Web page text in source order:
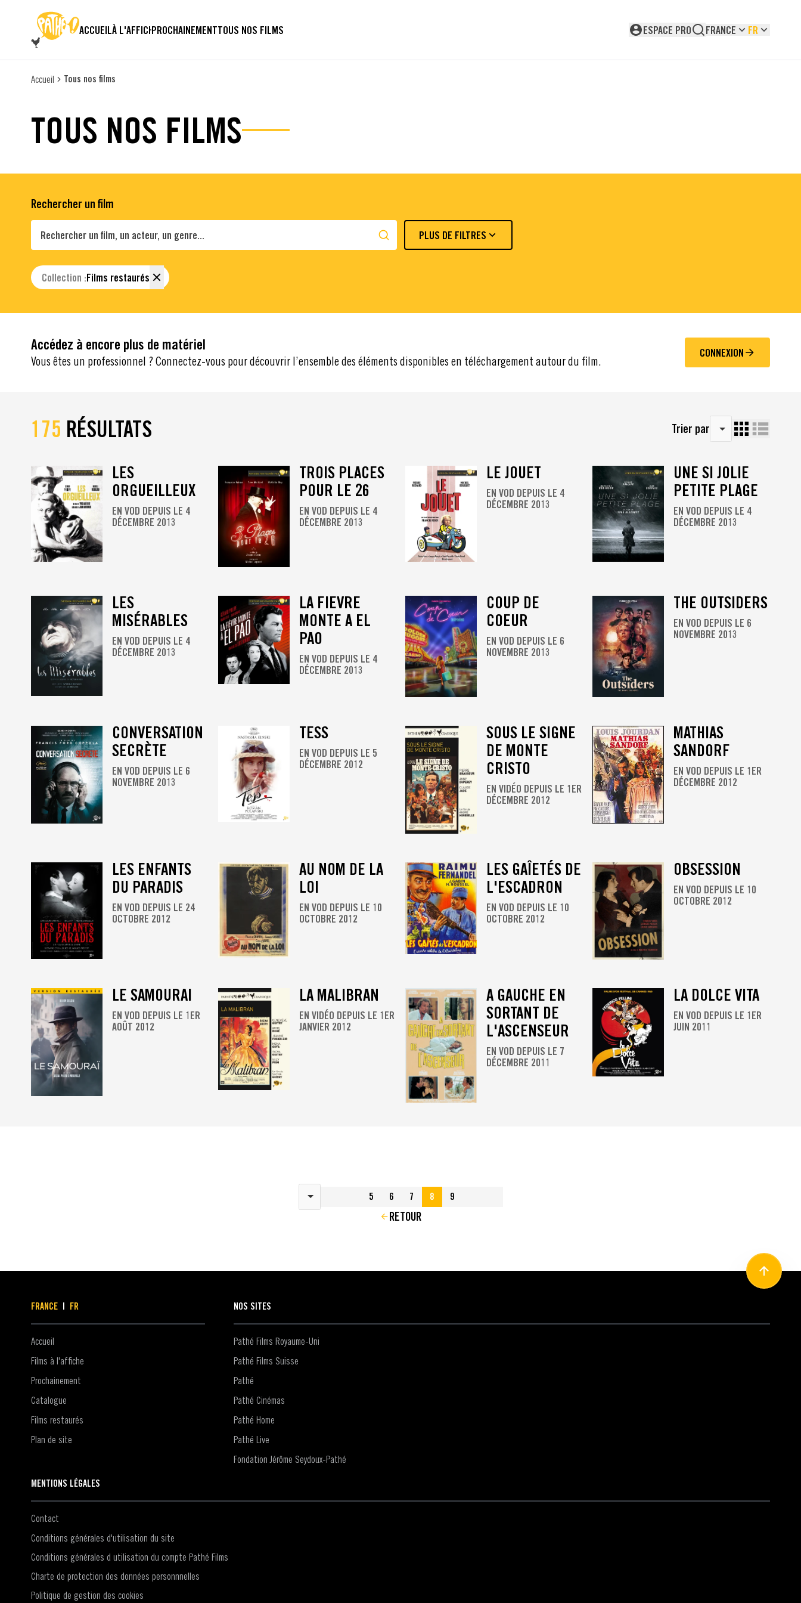
ACCUEILÀ L'AFFICHEPROCHAINEMENTTOUS NOS FILMS Non connecté
ESPACE PRO FRANCE FR
Accueil Tous nos films
TOUS NOS FILMS
Rechercher un film
PLUS DE FILTRES
Rechercher
Collection :Films restaurés
Accédez à encore plus de matériel
Vous êtes un professionnel ? Connectez-vous pour découvrir l’ensemble des éléments disponibles en téléchargement autour du film.
CONNEXION
175 RÉSULTATS Trier par
LES
ORGUEILLEUX
EN VOD DEPUIS LE 4
DÉCEMBRE 2013
TROIS PLACES
POUR LE 26
EN VOD DEPUIS LE 4
DÉCEMBRE 2013
LE JOUET
EN VOD DEPUIS LE 4
DÉCEMBRE 2013
UNE SI JOLIE
PETITE PLAGE
EN VOD DEPUIS LE 4
DÉCEMBRE 2013
LES
MISÉRABLES
EN VOD DEPUIS LE 4
DÉCEMBRE 2013
LA FIEVRE
MONTE A EL
PAO
EN VOD DEPUIS LE 4
DÉCEMBRE 2013
COUP DE
COEUR
EN VOD DEPUIS LE 6
NOVEMBRE 2013
THE OUTSIDERS
EN VOD DEPUIS LE 6
NOVEMBRE 2013
CONVERSATION
SECRÈTE
EN VOD DEPUIS LE 6
NOVEMBRE 2013
TESS
EN VOD DEPUIS LE 5
DÉCEMBRE 2012
SOUS LE SIGNE
DE MONTE
CRISTO
EN VIDÉO DEPUIS LE 1ER
DÉCEMBRE 2012
MATHIAS
SANDORF
EN VOD DEPUIS LE 1ER
DÉCEMBRE 2012
LES ENFANTS
DU PARADIS
EN VOD DEPUIS LE 24
OCTOBRE 2012
AU NOM DE LA
LOI
EN VOD DEPUIS LE 10
OCTOBRE 2012
LES GAÎETÉS DE
L'ESCADRON
EN VOD DEPUIS LE 10
OCTOBRE 2012
OBSESSION
EN VOD DEPUIS LE 10
OCTOBRE 2012
LE SAMOURAI
EN VOD DEPUIS LE 1ER
AOÛT 2012
LA MALIBRAN
EN VIDÉO DEPUIS LE 1ER
JANVIER 2012
A GAUCHE EN
SORTANT DE
L'ASCENSEUR
EN VOD DEPUIS LE 7
DÉCEMBRE 2011
LA DOLCE VITA
EN VOD DEPUIS LE 1ER
JUIN 2011
RETOUR
5 6 7 8 9
FRANCE | FR
Accueil
Films à l'affiche
Prochainement
Catalogue
Films restaurés
Plan de site
NOS SITES
Pathé Films Royaume-Uni
Pathé Films Suisse
Pathé
Pathé Cinémas
Pathé Home
Pathé Live
Fondation Jérôme Seydoux-Pathé
MENTIONS LÉGALES
Contact
Conditions générales d'utilisation du site
Conditions générales d utilisation du compte Pathé Films
Charte de protection des données personnnelles
Politique de gestion des cookies